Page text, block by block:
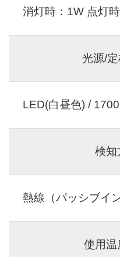
消灯時：1W 点灯
光源/
LED(白昼色) /
検知
熱線（パッシブイ
使用温